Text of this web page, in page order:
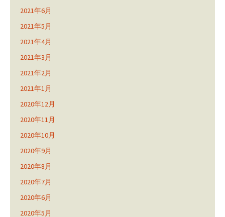
2021年6月
2021年5月
2021年4月
2021年3月
2021年2月
2021年1月
2020年12月
2020年11月
2020年10月
2020年9月
2020年8月
2020年7月
2020年6月
2020年5月